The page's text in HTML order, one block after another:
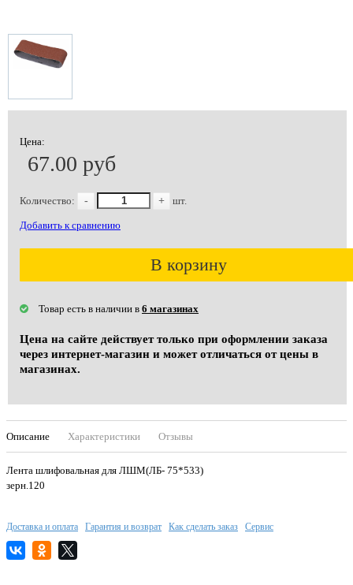
Цена:
67.00 руб
Количество: - + шт.
Добавить к сравнению
В корзину
Товар есть в наличии в 6 магазинах
Цена на сайте действует только при оформлении заказа
через интернет-магазин и может отличаться от цены в
магазинах.
Описание Характеристики Отзывы
Лента шлифовальная для ЛШМ(ЛБ- 75*533)
зерн.120
Доставка и оплата Гарантия и возврат Как сделать заказ Сервис